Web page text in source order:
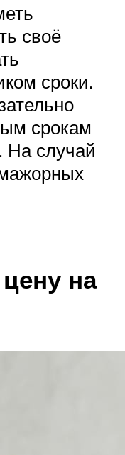
своё
сроки.
срокам
На случай
на